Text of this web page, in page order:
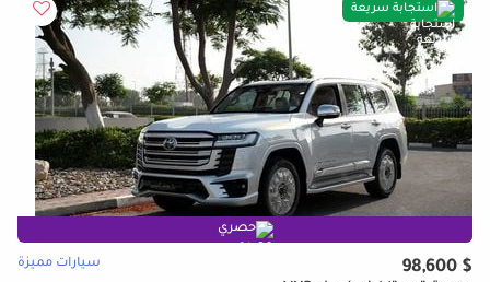
استجابة سريعة
حصري
$ 98,600 سيارات مميزة